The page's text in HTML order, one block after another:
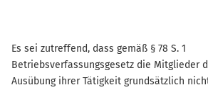
Es sei zutreffend, dass gemäß § 78 S. 1
Betriebsverfassungsgesetz die Mitglieder
Ausübung ihrer Tätigkeit grundsätzlich